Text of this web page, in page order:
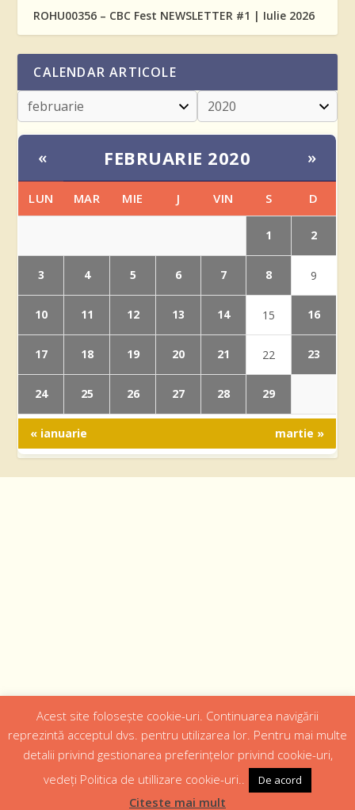
ROHU00356 – CBC Fest NEWSLETTER #1 | Iulie 2026
CALENDAR ARTICOLE
« FEBRUARIE 2020 »
LUN MAR MIE J VIN S D
1 2
3 4 5 6 7 8 9
10 11 12 13 14 15 16
17 18 19 20 21 22 23
24 25 26 27 28 29
« ianuarie martie »
Designed byWeb Design 4Us Consulting |
Istoric Episcopul Institutii Media
Cateheza
Parteneri
Politică confidențialitate
Acest site folosește cookie-uri. Continuarea navigării
reprezintă acceptul dvs. pentru utilizarea lor. Pentru mai multe
detalii privind gestionarea preferințelor privind cookie-uri,
vedeți Politica de utillizare cookie-uri..
De acord
Citeste mai mult